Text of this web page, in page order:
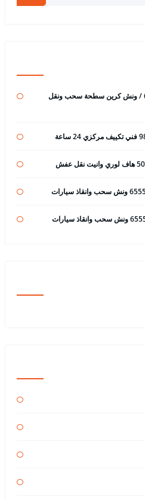
ونش ابو حليفة رقم / 65557275 / ونش كرين سطحة سحب ونقل